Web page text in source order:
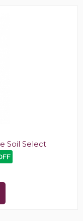
Soil Select